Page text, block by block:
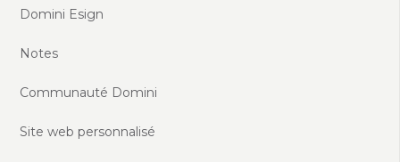
Domini Esign
Notes
Communauté Domini
Site web personnalisé